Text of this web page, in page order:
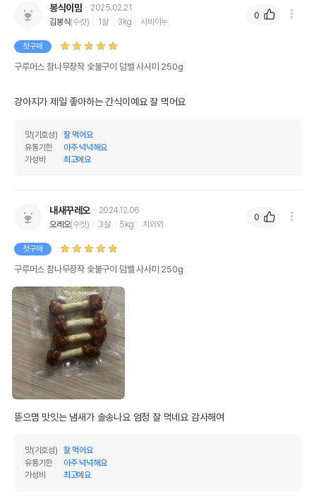
품명 및 모델명
250g
법에 의한 인증,허가 등을
받았음을 확인할수 있는
경우 그에 대한 사항
AS책임자와 전화번호
또는 소비자상담 관련
유통기한
이후인 상품이 출고됩니다.
단, 상품명에 유통기한 명시된 경우, 해당
봉식이맘
2025.02.21
김봉식(수컷) 1살 3kg 시바이누
첫구매
구루머스 참나무장작 숯불구이 덤벨 사사미 250g
강아지가 제일 좋아하는 간식이예요 잘 먹어요
맛(기호성)
잘 먹어요
유통기한
아주 넉넉해요
가성비
최고에요
0
내새꾸레오
2024.12.06
오레오(수컷) 3살 5kg 치와와
첫구매
구루머스 참나무장작 숯불구이 덤벨 사사미 250g
뜯으몀 맛잇는 냄새가 솔송나요 엄청 잘 먹네요 감사해여
맛(기호성)
잘 먹어요
유통기한
아주 넉넉해요
가성비
최고에요
0